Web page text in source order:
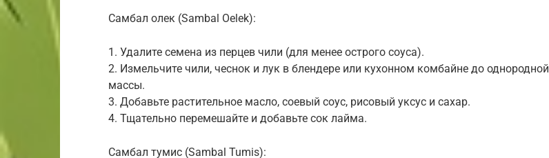
Самбал олек (Sambal Oelek):
1. Удалите семена из перцев чили (для менее острого соуса).
2. Измельчите чили, чеснок и лук в блендере или кухонном комбайне до однородной
массы.
3. Добавьте растительное масло, соевый соус, рисовый уксус и сахар.
4. Тщательно перемешайте и добавьте сок лайма.
Самбал тумис (Sambal Tumis):